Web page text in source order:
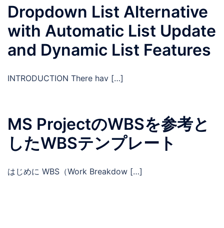
Dropdown List Alternative
with Automatic List Update
and Dynamic List Features
INTRODUCTION There hav […]
MS ProjectのWBSを参考と
したWBSテンプレート
はじめに WBS（Work Breakdow […]